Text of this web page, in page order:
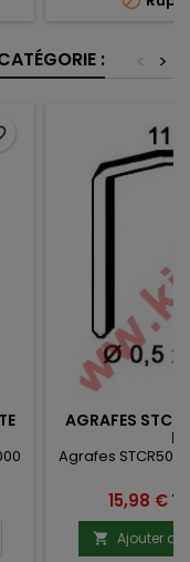
: >
<
AGRAFES
Agrafes
Prix
15,98 €
 Ajouter au